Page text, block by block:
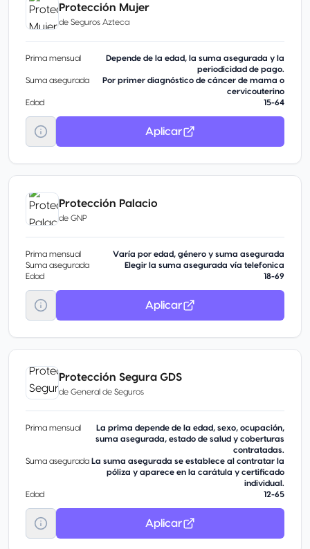
Protección Mujer
de Seguros Azteca
Prima mensual
Depende de la edad, la suma asegurada y la
periodicidad de pago.
Suma asegurada
Por primer diagnóstico de cáncer de mama o
cervicouterino
Edad
15-64
Aplicar
Protección Palacio
de GNP
Prima mensual
Varía por edad, género y suma asegurada
Suma asegurada
Elegir la suma asegurada vía telefonica
Edad
18-69
Aplicar
Protección Segura GDS
de General de Seguros
Prima mensual
La prima depende de la edad, sexo, ocupación,
suma asegurada, estado de salud y coberturas
contratadas.
Suma asegurada La suma asegurada se establece al contratar la
póliza y aparece en la carátula y certificado
individual.
Edad
12-65
Aplicar